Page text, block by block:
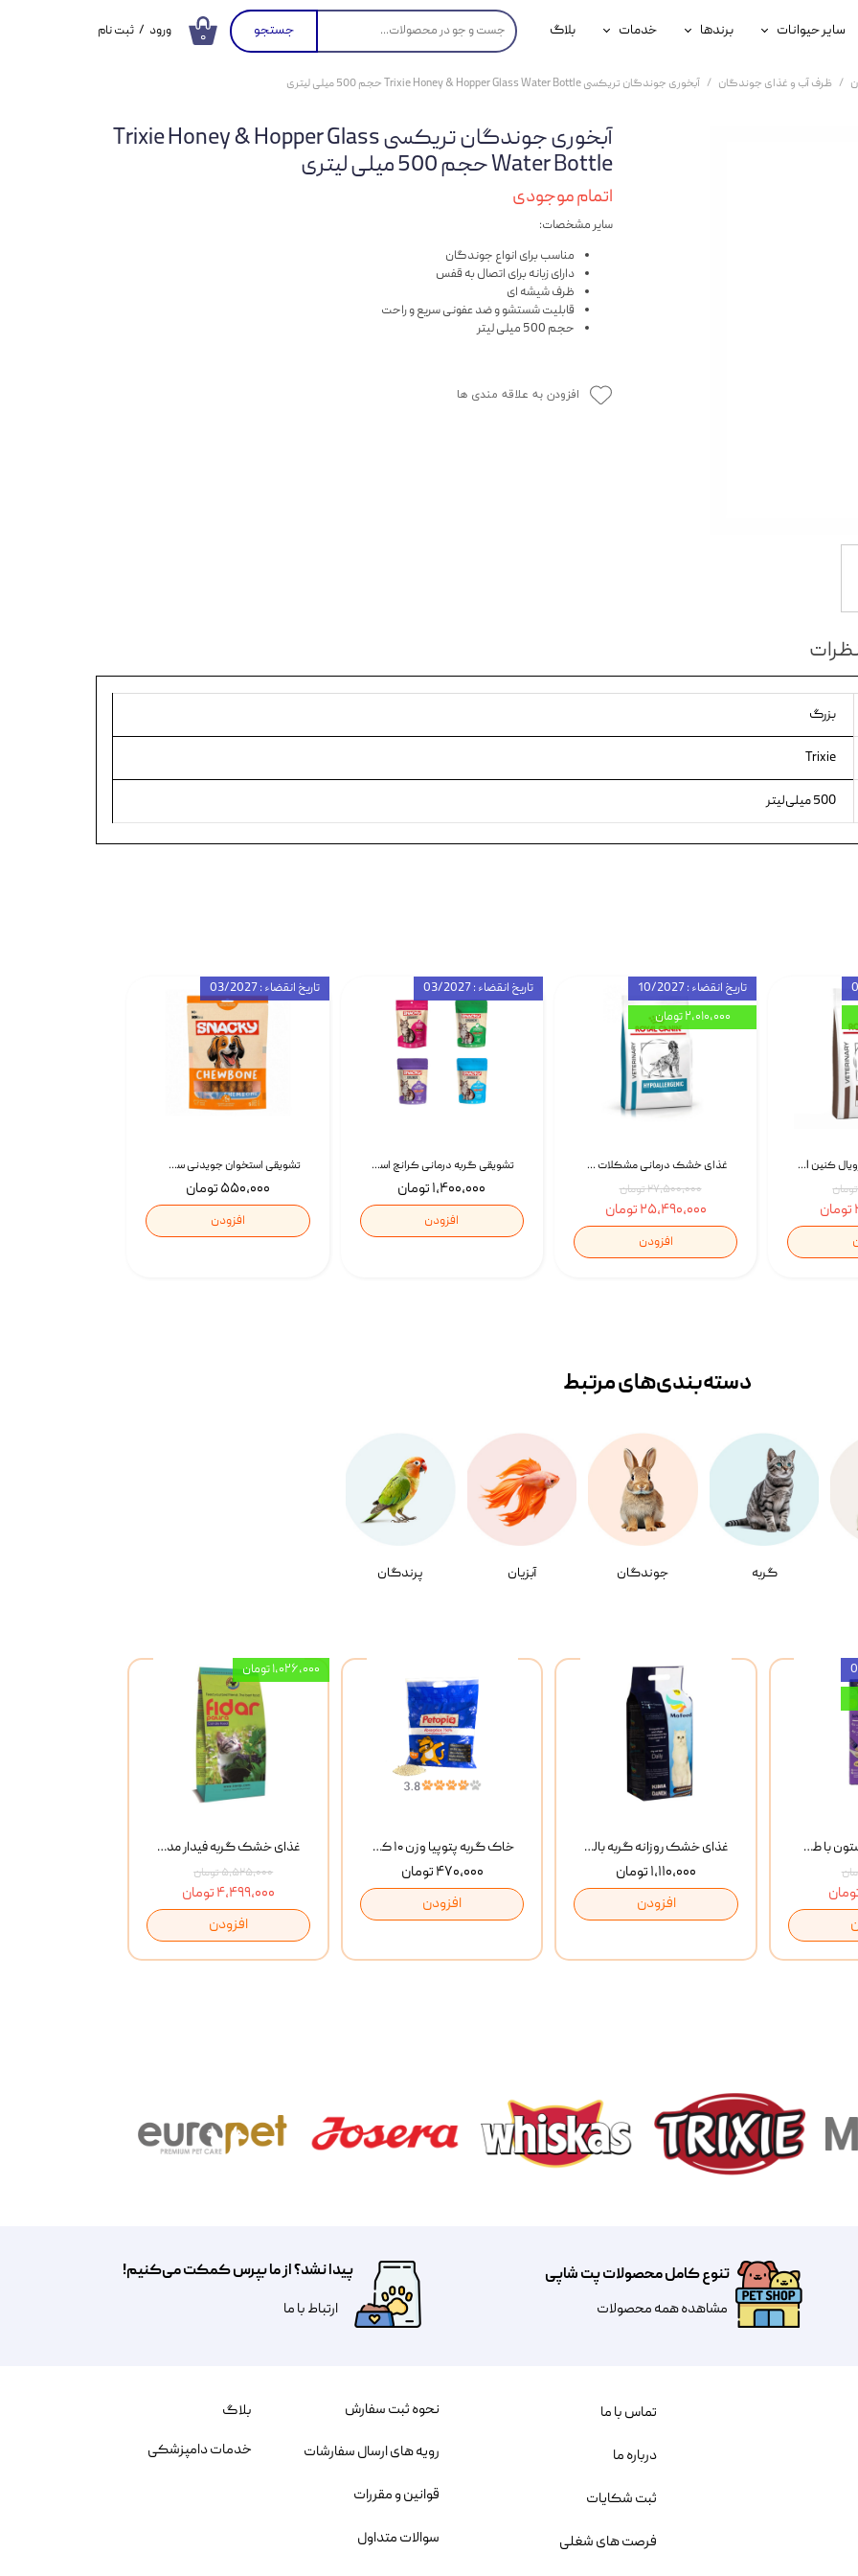
۰ جستجو
سگ
سایر حیوانات
محصولات پرندگان
برندها
جوسرا
خدمات
خدمات آنلاین دامپزشکی
بلاگ ورود / ثبت نام
سفارشات
ظرف آب و غذای جوندگان آبخوری جوندگان تریکسی Trixie Honey & Hopper Glass Water Bottle حجم 500 میلی لیتری
آبخوری جوندگان تریکسی Trixie Honey & Hopper Glass
Water Bottle حجم 500 میلی لیتری
اتمام موجودی
سایر مشخصات:
مناسب برای انواع جوندگان
دارای زبانه برای اتصال به قفس
ظرف شیشه ای
قابلیت شستشو و ضد عفونی سریع و راحت
حجم 500 میلی لیتر
افزودن به علاقه مندی ها
بزرگ
Trixie
500 میلی‌لیتر
تشویقی استخوان جویدنی سگ اسنکی کرانچی با طعم مرغ Snacky Crunchy Munchy وزن 100 گرم
۵۵۰,۰۰۰ تومان
افزودن
تاریخ انقضاء : 03/2027
تشویقی گربه درمانی کرانچ اسنکی با طعم میکس Snacky Crunch Cat Treats وزن 60 گرم بسته 4 عددی
۱,۴۰۰,۰۰۰ تومان
افزودن
تاریخ انقضاء : 03/2027
غذای خشک درمانی مشکلات گوارشی سگ رویال کنین Royal Canin Hypoallergenic وزن 7 کیلوگرم | پت استوک
۲۷,۵۰۰,۰۰۰ تومان
۲۵,۴۹۰,۰۰۰ تومان
افزودن
تاریخ انقضاء : 10/2027
۲,۰۱۰,۰۰۰ تومان
غذای خشک سگ رویال کنین Royal Canin Gastrointestinal وزن 7.5 کیلوگرم | پت استوک
گربه جوندگان آبزیان پرندگان
دسته‌بندی‌‌های مرتبط
غذای خشک گربه فیدار مدل Adult وزن 10 کیلوگرم
۵,۵۲۵,۰۰۰ تومان
۴,۴۹۹,۰۰۰ تومان
افزودن
۱,۰۲۶,۰۰۰ تومان
خاک گربه پتوپیا وزن ۱۰ کیلوگرم
۴۷۰,۰۰۰ تومان
افزودن
غذای خشک روزانه گربه بالغ مفید MoFeed Adult Daily Cat Food وزن 2 کیلوگرم
۱,۱۱۰,۰۰۰ تومان
افزودن
بستنی گربه وینستون با طعم مرغ و ماهی Winstone Chicken & Fish بسته 8 عددی
تنوع کامل محصولات پت شاپی
مشاهده همه محصولات
پیدا نشد؟ از ما بپرس کمکت می‌کنیم!
​​​ارتباط با ما
نحوه ثبت سفارش
رویه های ارسال سفارشات
قوانین و مقررات
سوالات متداول
تماس با ما
درباره ما
ثبت شکایات
فرصت های شغلی
بلاگ
خدمات دامپزشکی